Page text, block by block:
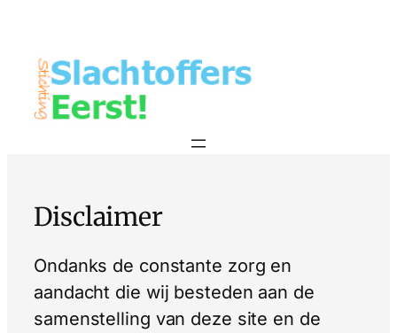
Disclaimer
Ondanks de constante zorg en
aandacht die wij besteden aan de
samenstelling van deze site en de